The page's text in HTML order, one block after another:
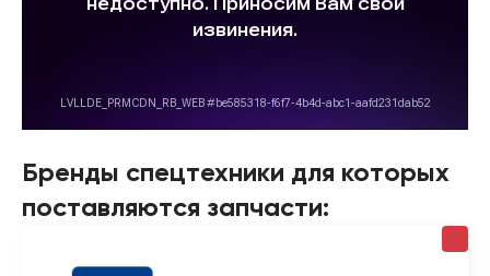
Бренды спецтехники для которых
поставляются запчасти: